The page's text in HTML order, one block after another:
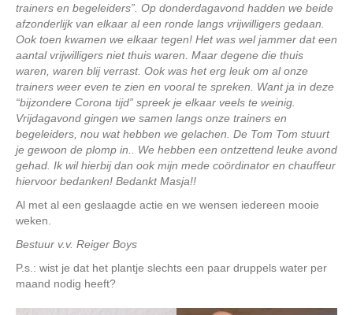
trainers en begeleiders”. Op donderdagavond hadden we beide
afzonderlijk van elkaar al een ronde langs vrijwilligers gedaan.
Ook toen kwamen we elkaar tegen! Het was wel jammer dat een
aantal vrijwilligers niet thuis waren. Maar degene die thuis
waren, waren blij verrast. Ook was het erg leuk om al onze
trainers weer even te zien en vooral te spreken. Want ja in deze
“bijzondere Corona tijd” spreek je elkaar veels te weinig.
Vrijdagavond gingen we samen langs onze trainers en
begeleiders, nou wat hebben we gelachen. De Tom Tom stuurt
je gewoon de plomp in.. We hebben een ontzettend leuke avond
gehad. Ik wil hierbij dan ook mijn mede coördinator en chauffeur
hiervoor bedanken! Bedankt Masja!!
Al met al een geslaagde actie en we wensen iedereen mooie
weken.
Bestuur v.v. Reiger Boys
P.s.: wist je dat het plantje slechts een paar druppels water per
maand nodig heeft?